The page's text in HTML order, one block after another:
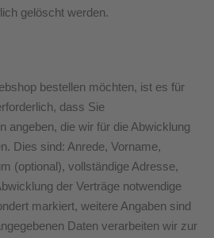
gelöscht werden.
bestellen möchten, ist es für
dass Sie
angeben, die wir für die Abwicklung
Dies sind: Anrede, Vorname,
(optional), vollständige Adresse,
der Verträge notwendige
markiert, weitere Angaben sind
Daten verarbeiten wir zur